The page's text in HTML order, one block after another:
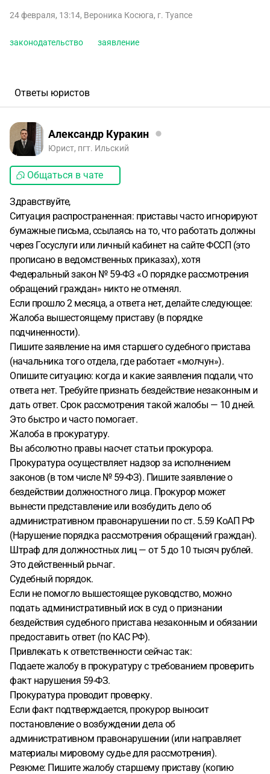
24 февраля, 13:14, Вероника Косюга, г. Туапсе
законодательство заявление
Ответы юристов
Александр Куракин
Юрист, пгт. Ильский
Общаться в чате
Здравствуйте,
Ситуация распространенная: приставы часто игнорируют
бумажные письма, ссылаясь на то, что работать должны
через Госуслуги или личный кабинет на сайте ФССП (это
прописано в ведомственных приказах), хотя
Федеральный закон № 59-ФЗ «О порядке рассмотрения
обращений граждан» никто не отменял.
Если прошло 2 месяца, а ответа нет, делайте следующее:
Жалоба вышестоящему приставу (в порядке
подчиненности).
Пишите заявление на имя старшего судебного пристава
(начальника того отдела, где работает «молчун»).
Опишите ситуацию: когда и какие заявления подали, что
ответа нет. Требуйте признать бездействие незаконным и
дать ответ. Срок рассмотрения такой жалобы — 10 дней.
Это быстро и часто помогает.
Жалоба в прокуратуру.
Вы абсолютно правы насчет статьи прокурора.
Прокуратура осуществляет надзор за исполнением
законов (в том числе № 59-ФЗ). Пишите заявление о
бездействии должностного лица. Прокурор может
вынести представление или возбудить дело об
административном правонарушении по ст. 5.59 КоАП РФ
(Нарушение порядка рассмотрения обращений граждан).
Штраф для должностных лиц — от 5 до 10 тысяч рублей.
Это действенный рычаг.
Судебный порядок.
Если не помогло вышестоящее руководство, можно
подать административный иск в суд о признании
бездействия судебного пристава незаконным и обязании
предоставить ответ (по КАС РФ).
Привлекать к ответственности сейчас так:
Подаете жалобу в прокуратуру с требованием проверить
факт нарушения 59-ФЗ.
Прокуратура проводит проверку.
Если факт подтверждается, прокурор выносит
постановление о возбуждении дела об
административном правонарушении (или направляет
материалы мировому судье для рассмотрения).
Резюме: Пишите жалобу старшему приставу (копию